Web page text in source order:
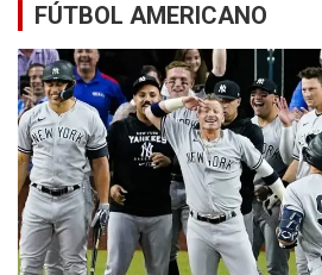
FÚTBOL AMERICANO